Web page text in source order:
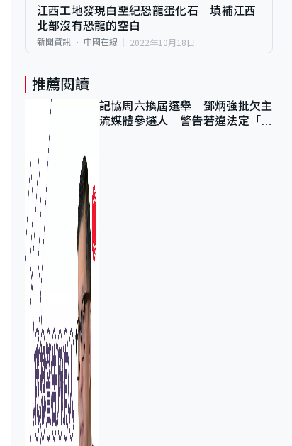
江西工地發現白堊紀恐龍蛋化石 填補江西
北部沒有恐龍的空白
新聞資訊 中國在線 2022年10月18日
推薦閱讀
記協周六換屆選舉 鄧炳強批欠主
流媒體參選人 警告若違法定「釘